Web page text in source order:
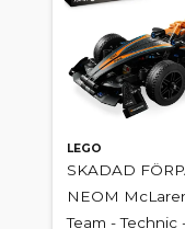
LEGO
SKADAD
NEOM
Team - Technic